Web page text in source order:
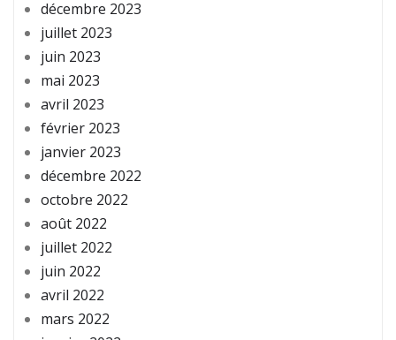
décembre 2023
juillet 2023
juin 2023
mai 2023
avril 2023
février 2023
janvier 2023
décembre 2022
octobre 2022
août 2022
juillet 2022
juin 2022
avril 2022
mars 2022